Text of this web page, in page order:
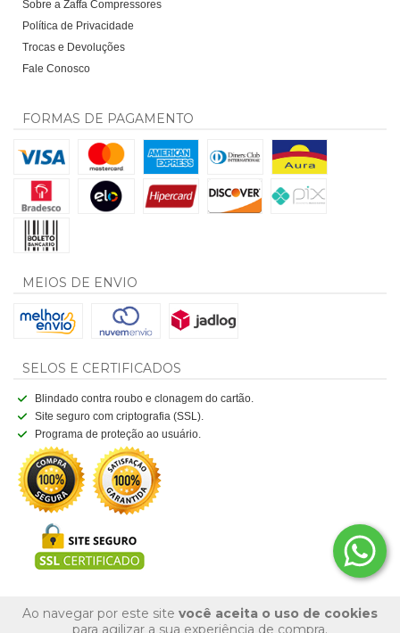
Ao navegar por este site você aceita o uso de cookies
para agilizar a sua experiência de compra.
Sobre a Zaffa Compressores
Política de Privacidade
Trocas e Devoluções
Fale Conosco
FORMAS DE PAGAMENTO
MEIOS DE ENVIO
SELOS E CERTIFICADOS
Blindado contra roubo e clonagem do cartão.
Site seguro com criptografia (SSL).
Programa de proteção ao usuário.